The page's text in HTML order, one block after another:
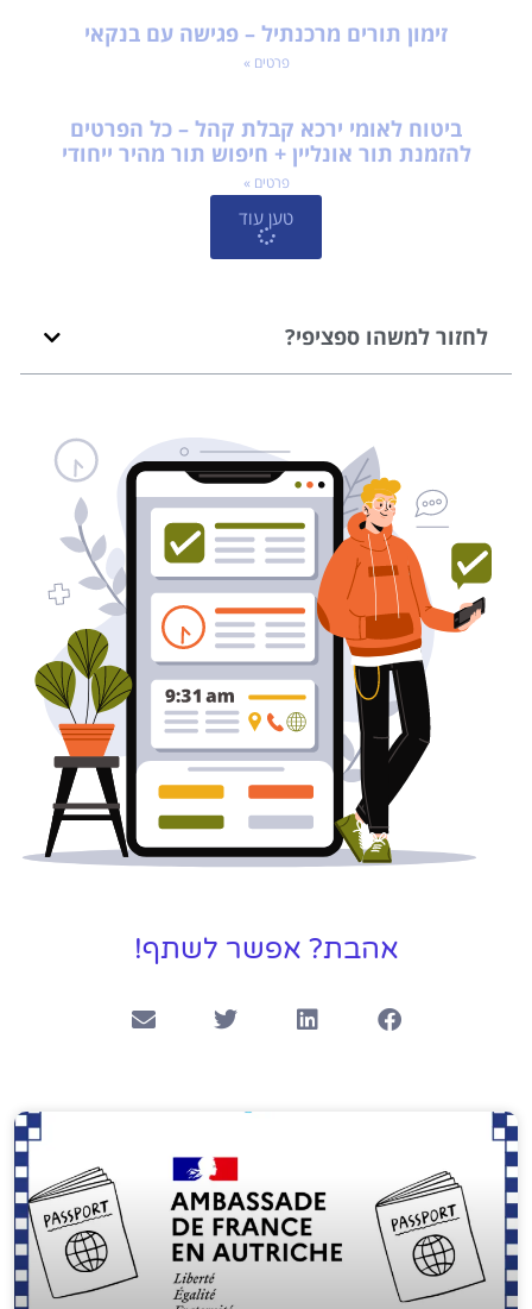
זימון תורים מרכנתיל – פגישה עם בנקאי
פרטים »
ביטוח לאומי ירכא קבלת קהל – כל הפרטים
להזמנת תור אונליין + חיפוש תור מהיר ייחודי
פרטים »
טען עוד
לחזור למשהו ספציפי?
אהבת? אפשר לשתף!